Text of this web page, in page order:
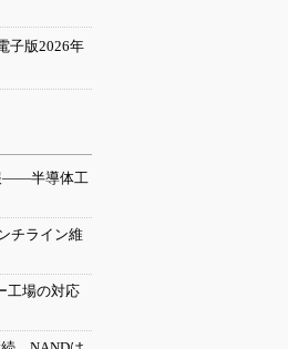
子版2026年
――半導体工
チライン維
工場の対応